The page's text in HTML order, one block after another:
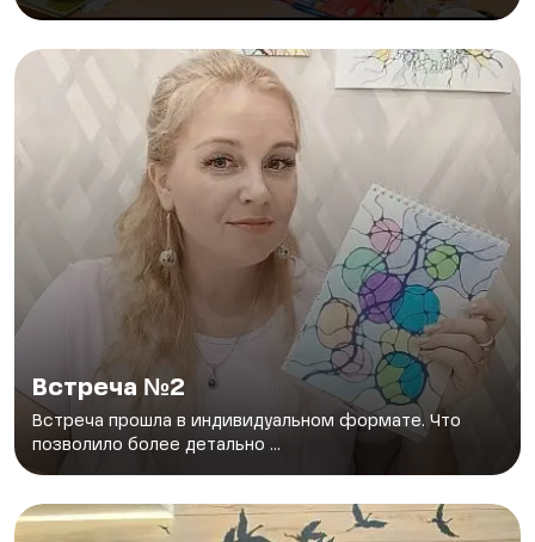
Встреча №2
Встреча прошла в индивидуальном формате. Что
позволило более детально ...